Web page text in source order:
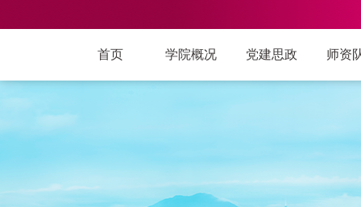
首页 学院概况 党建思政 师资